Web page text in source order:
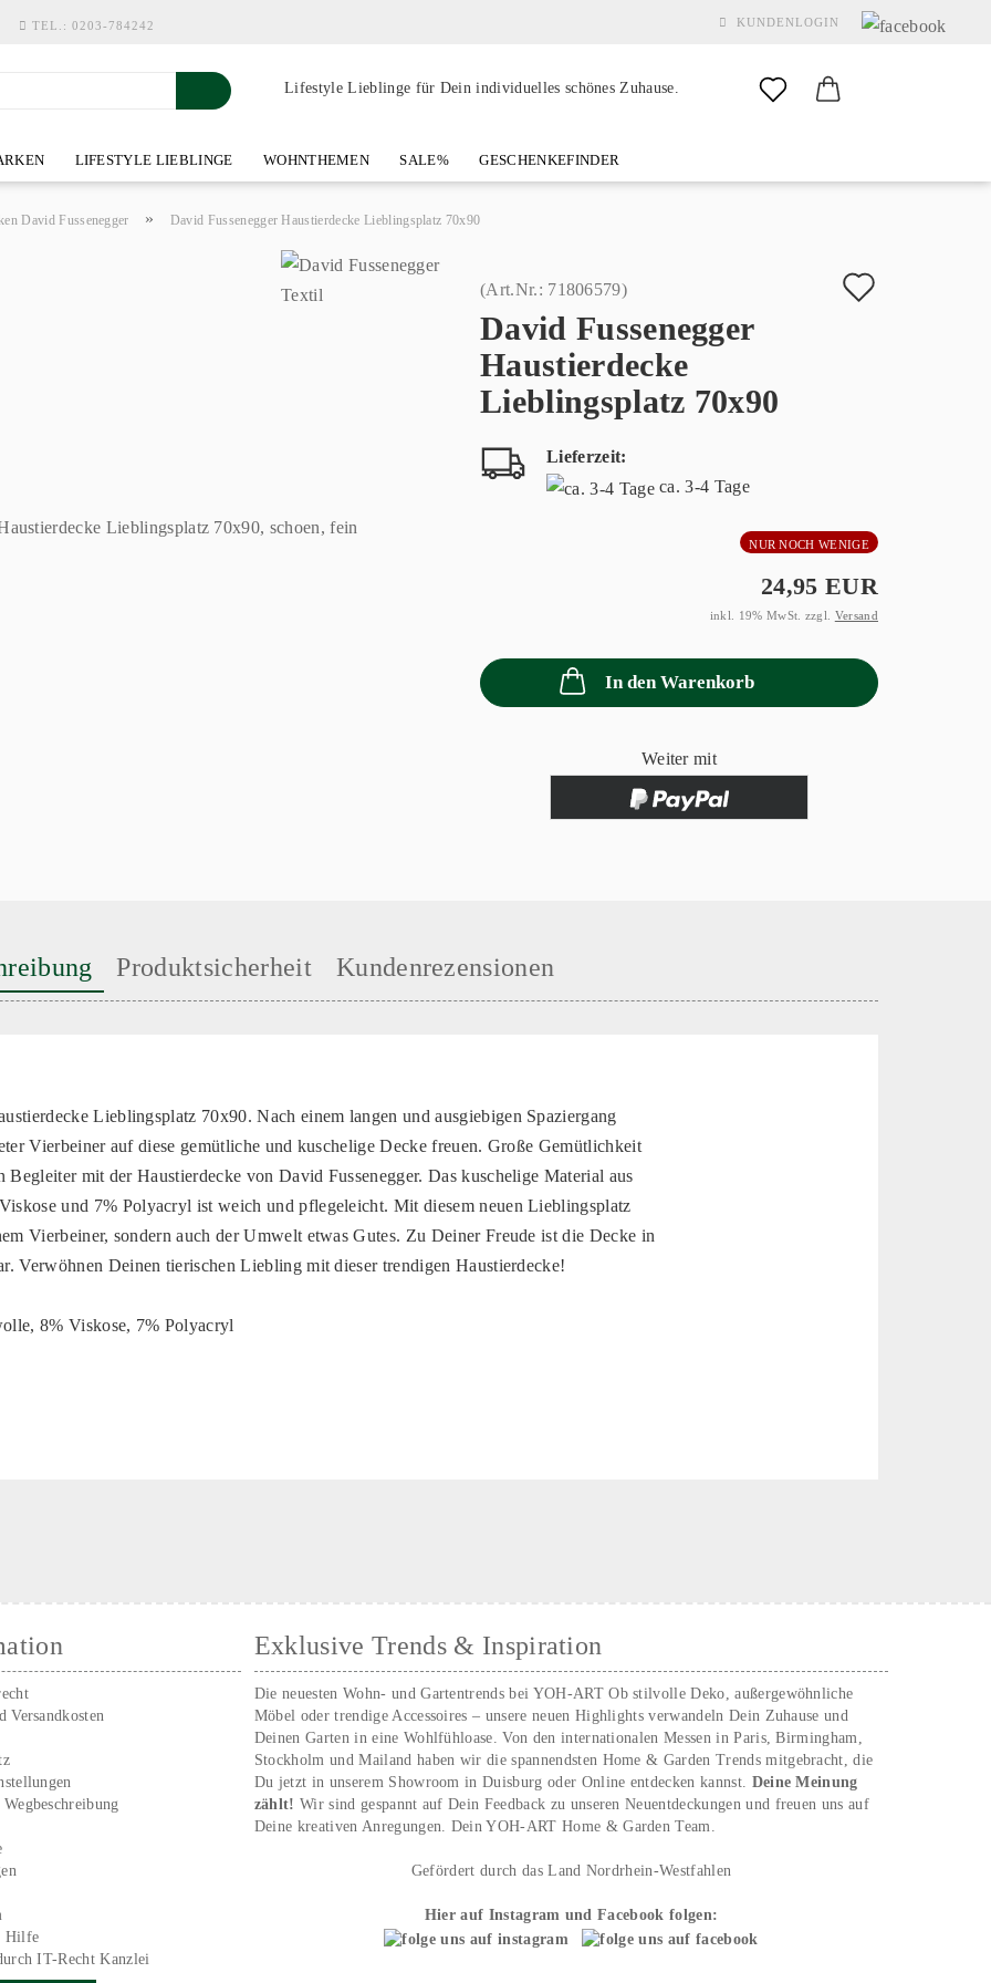
KUNDENLOGIN
Konto erstellen
TEL.: 0203-784242
Lifestyle Lieblinge für Dein individuelles schönes Zuhause.
LIFESTYLE LIEBLINGE WOHNTHEMEN SALE% GESCHENKEFINDER
David Fussenegger » David Fussenegger Haustierdecke Lieblingsplatz 70x90
(Art.Nr.: 71806579)
David Fussenegger
Haustierdecke
Lieblingsplatz 70x90
Lieferzeit:
ca. 3-4 Tage
NUR NOCH WENIGE
24,95 EUR
inkl. 19% MwSt. zzgl. Versand
In den Warenkorb
Weiter mit
Produktsicherheit Kundenrezensionen
Lieblingsplatz 70x90. Nach einem langen und ausgiebigen Spaziergang
Vierbeiner auf diese gemütliche und kuschelige Decke freuen. Große Gemütlichkeit
Begleiter mit der Haustierdecke von David Fussenegger. Das kuschelige Material aus
und 7% Polyacryl ist weich und pflegeleicht. Mit diesem neuen Lieblingsplatz
Vierbeiner, sondern auch der Umwelt etwas Gutes. Zu Deiner Freude ist die Decke in
Verwöhnen Deinen tierischen Liebling mit dieser trendigen Haustierdecke!
8% Viskose, 7% Polyacryl
Versandkosten
Hilfe
IT-Recht Kanzlei
Exklusive Trends & Inspiration
Die neuesten Wohn- und Gartentrends bei YOH‑ART Ob stilvolle Deko, außergewöhnliche
Möbel oder trendige Accessoires – unsere neuen Highlights verwandeln Dein Zuhause und
Deinen Garten in eine Wohlfühloase. Von den internationalen Messen in Paris, Birmingham,
Stockholm und Mailand haben wir die spannendsten Home & Garden Trends mitgebracht, die
Du jetzt in unserem Showroom in Duisburg oder Online entdecken kannst. Deine Meinung
zählt!Wir sind gespannt auf Dein Feedback zu unseren Neuentdeckungen und freuen uns auf
Deine kreativen Anregungen. Dein YOH‑ART Home & Garden Team.
Gefördert durch das Land Nordrhein-Westfahlen
Hier auf Instagram und Facebook folgen: